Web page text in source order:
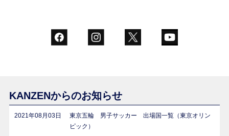
KANZENからのお知らせ
2021年08月03日
東京五輪 男子サッカー 出場国一覧（東京オリン
ピック）